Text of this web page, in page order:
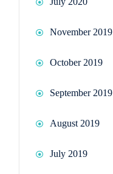
November 2019
October 2019
September 2019
August 2019
July 2019